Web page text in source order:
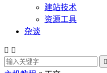
建站技术
资源工具
杂谈
 
